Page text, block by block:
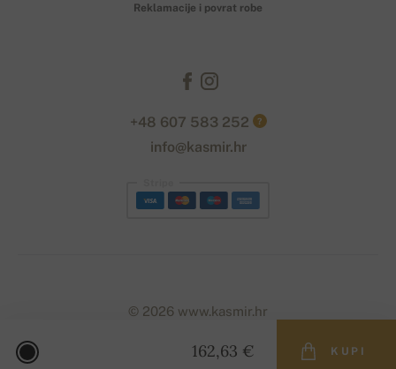
162,63 € KUPI
Reklamacije i povrat robe
+48 607 583 252 ?
info@kasmir.hr
© 2026 www.kasmir.hr
naum. | Powered by .